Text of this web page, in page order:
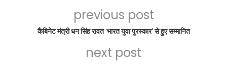
previous post
कैबिनेट मंत्री धन सिंह रावत ‘भारत युवा पुरस्कार’ से हुए सम्मानित
next post